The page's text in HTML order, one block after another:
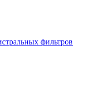
фильтров